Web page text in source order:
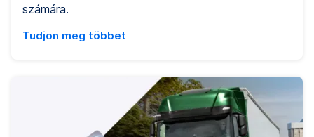
számára.
Tudjon meg többet